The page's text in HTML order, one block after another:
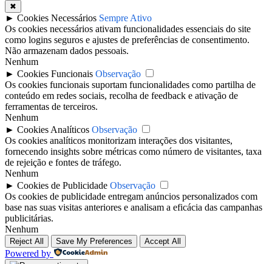
✖
► Cookies Necessários Sempre Ativo
Os cookies necessários ativam funcionalidades essenciais do site
como logins seguros e ajustes de preferências de consentimento.
Não armazenam dados pessoais.
Nenhum
► Cookies Funcionais Observação
Os cookies funcionais suportam funcionalidades como partilha de
conteúdo em redes sociais, recolha de feedback e ativação de
ferramentas de terceiros.
Nenhum
► Cookies Analíticos Observação
Os cookies analíticos monitorizam interações dos visitantes,
fornecendo insights sobre métricas como número de visitantes, taxa
de rejeição e fontes de tráfego.
Nenhum
► Cookies de Publicidade Observação
Os cookies de publicidade entregam anúncios personalizados com
base nas suas visitas anteriores e analisam a eficácia das campanhas
publicitárias.
Nenhum
Reject All Save My Preferences Accept All
Powered by